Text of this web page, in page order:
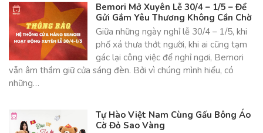
Bemori Mở Xuyên Lễ 30/4 – 1/5 – Để
Gửi Gắm Yêu Thương Không Cần Chờ
Giữa những ngày nghỉ lễ 30/4 – 1/5, khi
phố xá thưa thớt người, khi ai cũng tạm
gác lại công việc để nghỉ ngơi, Bemori
vẫn âm thầm giữ cửa sáng đèn. Bởi vì chúng mình hiểu, có
những…
Tự Hào Việt Nam Cùng Gấu Bông Áo
Cờ Đỏ Sao Vàng